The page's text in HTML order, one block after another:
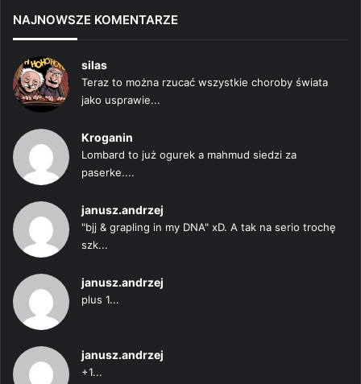
NAJNOWSZE KOMENTARZE
silas
Teraz to można rzucać wszystkie choroby świata
jako usprawie...
Kroganin
Lombard to już ogurek a mahmud siedzi za
paserke....
janusz.andrzej
"bjj & grapling in my DNA" xD. A tak na serio trochę
szk...
janusz.andrzej
plus 1...
janusz.andrzej
+1...